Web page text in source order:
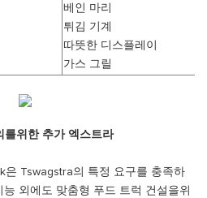
베인 마리
튀김 기계
따뜻한 디스플레이
가스 그릴
를위한 추가 엑스트라
Tswagstra의 특정 요구를 충족하
외에도 맞춤형 푸드 트럭 건설을위